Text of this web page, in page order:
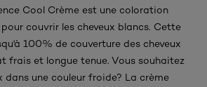
Cool Crème est une coloration
couvrir les cheveux blancs. Cette
100% de couverture des cheveux
frais et longue tenue. Vous souhaitez
dans une couleur froide? La crème